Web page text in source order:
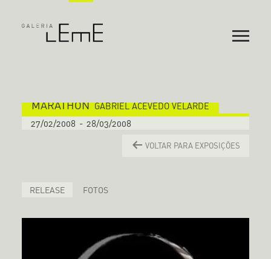
MARATHON GABRIEL ACEVEDO VELARDE
27/02/2008 - 28/03/2008
VOLTAR PARA EXPOSIÇÕES
RELEASE FOTOS